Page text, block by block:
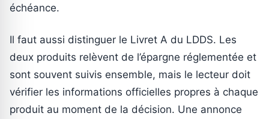
échéance.
Il faut aussi distinguer le Livret A du LDDS. Les
deux produits relèvent de l’épargne réglementée et
sont souvent suivis ensemble, mais le lecteur doit
vérifier les informations officielles propres à chaque
produit au moment de la décision. Une annonce